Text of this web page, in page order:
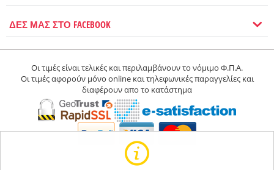
ΔΕΣ ΜΑΣ ΣΤΟ FACEBOOK
Οι τιμές είναι τελικές και περιλαμβάνουν το νόμιμο Φ.Π.Α.
Οι τιμές αφορούν μόνο online και τηλεφωνικές παραγγελίες και
διαφέρουν απο το κατάστημα